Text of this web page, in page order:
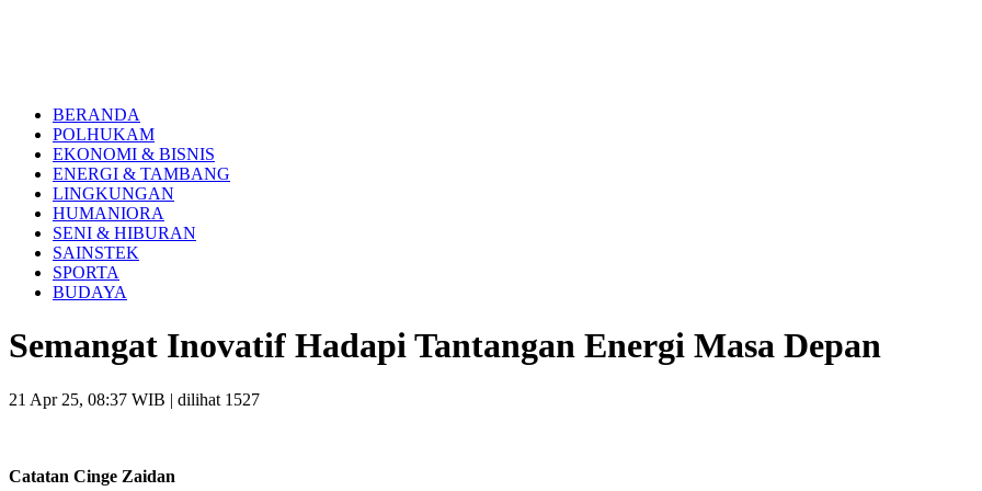
BERANDA
POLHUKAM
EKONOMI & BISNIS
ENERGI & TAMBANG
LINGKUNGAN
HUMANIORA
SENI & HIBURAN
SAINSTEK
SPORTA
BUDAYA
Semangat Inovatif Hadapi Tantangan Energi Masa Depan
21 Apr 25, 08:37 WIB | dilihat 1527
Catatan Cinge Zaidan